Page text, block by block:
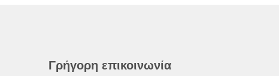
Γρήγορη επικοινωνία